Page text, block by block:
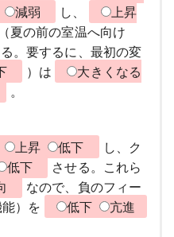
減弱 し、
上昇
夏の前の室温へ向け
。要するに、最初の変
）は
大きくなる
。
上昇 低下
し、ク
低下
させる。これら
なので、負のフィー
）を
低下
亢進